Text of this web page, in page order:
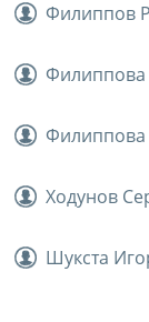
Филиппов
Филиппова
Ходунов
Шукста